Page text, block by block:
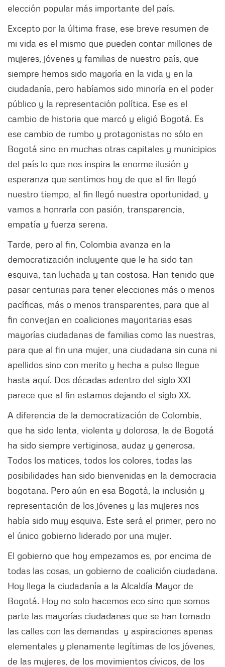
elección popular más importante del país.
Excepto por la última frase, ese breve resumen de
mi vida es el mismo que pueden contar millones de
mujeres, jóvenes y familias de nuestro país, que
siempre hemos sido mayoría en la vida y en la
ciudadanía, pero habíamos sido minoría en el poder
público y la representación política. Ese es el
cambio de historia que marcó y eligió Bogotá. Es
ese cambio de rumbo y protagonistas no sólo en
Bogotá sino en muchas otras capitales y municipios
del país lo que nos inspira la enorme ilusión y
esperanza que sentimos hoy de que al fin llegó
nuestro tiempo, al fin llegó nuestra oportunidad, y
vamos a honrarla con pasión, transparencia,
empatía y fuerza serena.
Tarde, pero al fin, Colombia avanza en la
democratización incluyente que le ha sido tan
esquiva, tan luchada y tan costosa. Han tenido que
pasar centurias para tener elecciones más o menos
pacíficas, más o menos transparentes, para que al
fin converjan en coaliciones mayoritarias esas
mayorías ciudadanas de familias como las nuestras,
para que al fin una mujer, una ciudadana sin cuna ni
apellidos sino con merito y hecha a pulso llegue
hasta aquí. Dos décadas adentro del siglo XXI
parece que al fin estamos dejando el siglo XX.
A diferencia de la democratización de Colombia,
que ha sido lenta, violenta y dolorosa, la de Bogotá
ha sido siempre vertiginosa, audaz y generosa.
Todos los matices, todos los colores, todas las
posibilidades han sido bienvenidas en la democracia
bogotana. Pero aún en esa Bogotá, la inclusión y
representación de los jóvenes y las mujeres nos
había sido muy esquiva. Este será el primer, pero no
el único gobierno liderado por una mujer.
El gobierno que hoy empezamos es, por encima de
todas las cosas, un gobierno de coalición ciudadana.
Hoy llega la ciudadanía a la Alcaldía Mayor de
Bogotá. Hoy no solo hacemos eco sino que somos
parte las mayorías ciudadanas que se han tomado
las calles con las demandas y aspiraciones apenas
elementales y plenamente legítimas de los jóvenes,
de las mujeres, de los movimientos cívicos, de los